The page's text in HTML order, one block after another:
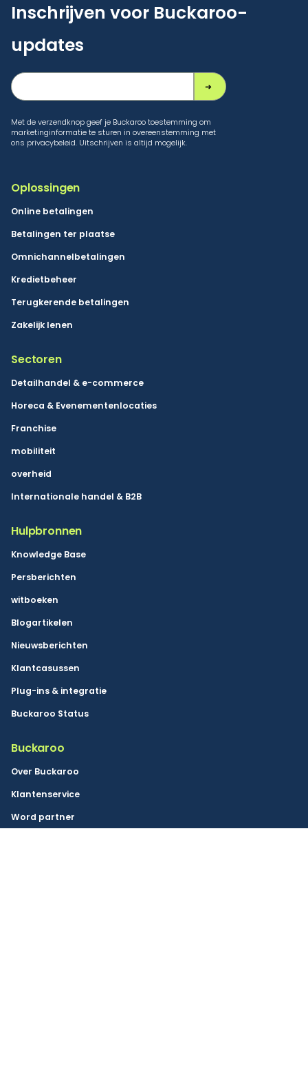
Inschrijven voor Buckaroo-
updates
Met de verzendknop geef je Buckaroo toestemming om
marketinginformatie te sturen in overeenstemming met
ons privacybeleid. Uitschrijven is altijd mogelijk.
Oplossingen
Online betalingen
Betalingen ter plaatse
Omnichannelbetalingen
Kredietbeheer
Terugkerende betalingen
Zakelijk lenen
Sectoren
Detailhandel & e-commerce
Horeca & Evenementenlocaties
Franchise
mobiliteit
overheid
Internationale handel & B2B
Hulpbronnen
Knowledge Base
Persberichten
witboeken
Blogartikelen
Nieuwsberichten
Klantcasussen
Plug-ins & integratie
Buckaroo Status
Buckaroo
Over Buckaroo
Klantenservice
Word partner